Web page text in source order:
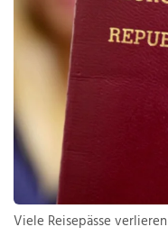
Viele Reisepässe